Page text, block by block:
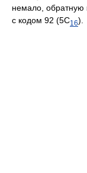
немало, обратную
c кодом 92 (5С16).